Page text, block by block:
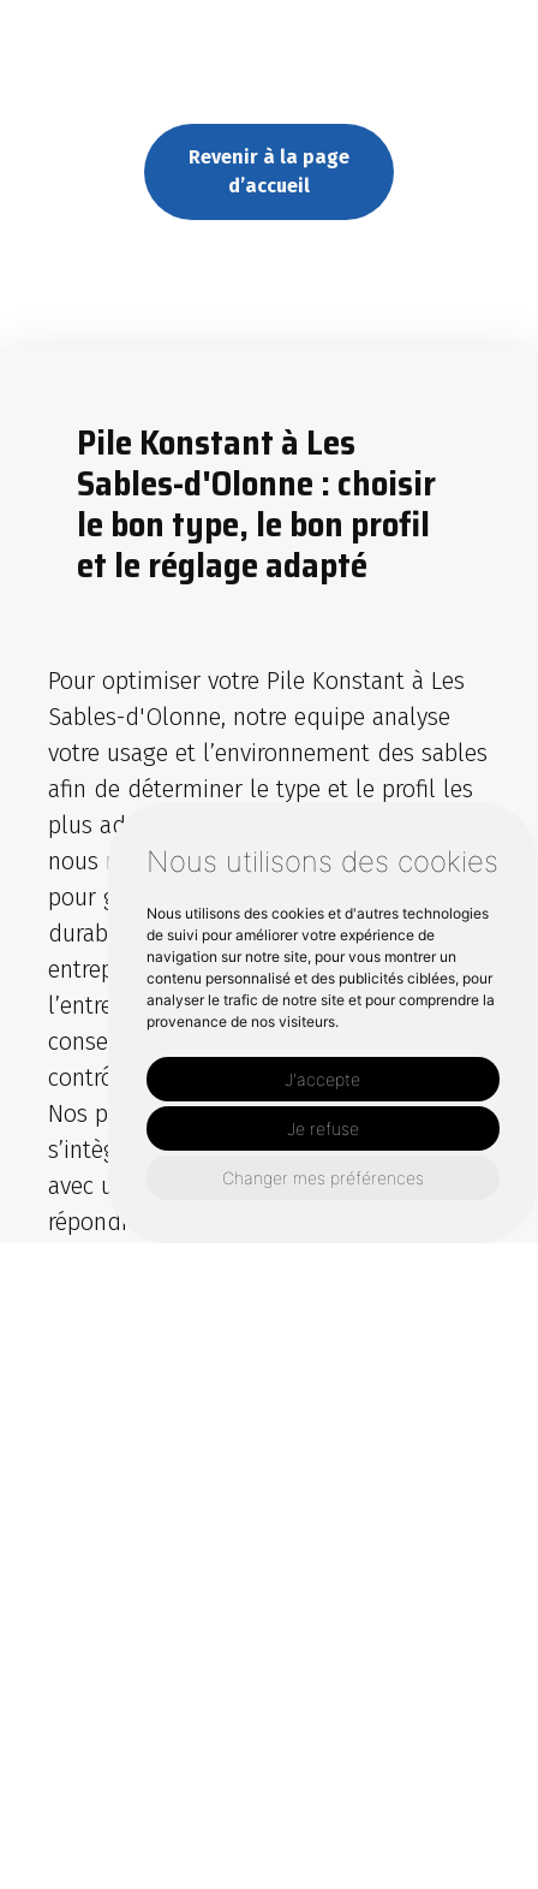
Nous utilisons des cookies
Nous utilisons des cookies et d'autres technologies
de suivi pour améliorer votre expérience de
navigation sur notre site, pour vous montrer un
contenu personnalisé et des publicités ciblées, pour
analyser le trafic de notre site et pour comprendre la
provenance de nos visiteurs.
J'accepte
Je refuse
Changer mes préférences
Revenir à la page
d’accueil
Pile Konstant à Les
Sables-d'Olonne : choisir
le bon type, le bon profil
et le réglage adapté
Pour optimiser votre Pile Konstant à Les
Sables-d'Olonne, notre equipe analyse
votre usage et l’environnement des sables
afin de déterminer le type et le profil les
plus adaptés. Selon vos equipements,
nous recommandons un reglage précis
pour garantir une signalisation stable et
durable. Au centre Sodimar, notre
entreprise vous accompagne aussi sur
l’entretien des appareils, avec des
conseils pratiques de nettoyage et de
contrôle pour préserver les performances.
Nos produits sélectionnés en france
s’intègrent facilement à votre gamme,
avec un service personnalise pensé pour
répondre à vos contraintes sur olonne.